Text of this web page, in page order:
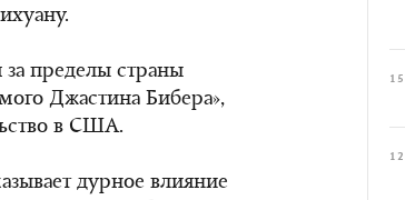
пределы страны
Джастина Бибера»,
в США.
дурное влияние